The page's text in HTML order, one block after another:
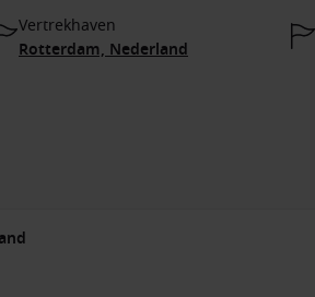
Vertrekhaven
Rotterdam, Nederland